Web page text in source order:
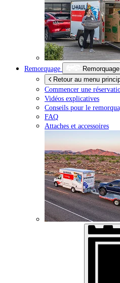
Remorquage
Remorquage
Retour au menu
Commencer une
Vidéos explicatives
Conseils pour le
FAQ
Attaches et accessoires